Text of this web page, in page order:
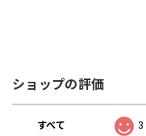
ショップの評価
すべて 3